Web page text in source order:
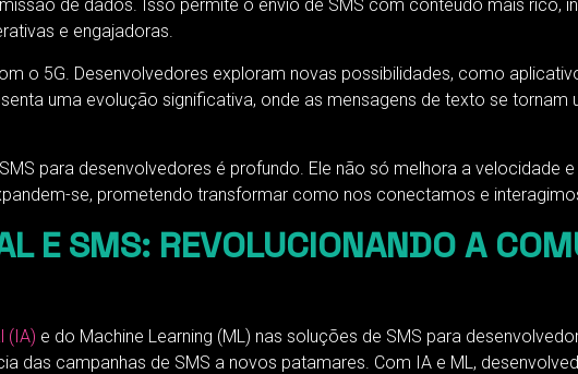
de dados. Isso permite o envio de SMS com conteúdo mais rico,
e engajadoras.
o 5G. Desenvolvedores exploram novas possibilidades, como
uma evolução significativa, onde as mensagens de texto se
para desenvolvedores é profundo. Ele não só melhora a velocidade
se, prometendo transformar como nos conectamos e
E SMS: REVOLUCIONANDO A
(IA) e do Machine Learning (ML) nas soluções de SMS para
das campanhas de SMS a novos patamares. Com IA e ML,